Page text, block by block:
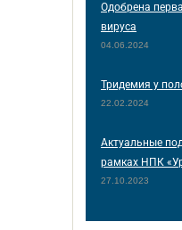
Одобрена
вируса
04.06.2024
Тридемия у
22.02.2024
Актуальные
рамках НПК
27.10.2023